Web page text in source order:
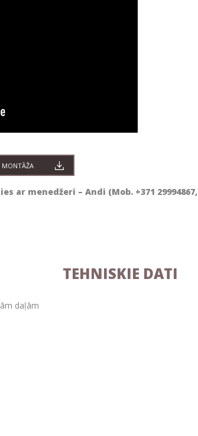
MONTĀŽA
menedžeri – Andi (Mob. +371 29994867,
TEHNISKIE DATI
daļām